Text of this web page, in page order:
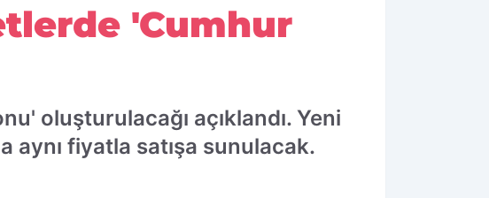
'Cumhur
oluşturulacağı açıklandı. Yeni
aynı fiyatla satışa sunulacak.